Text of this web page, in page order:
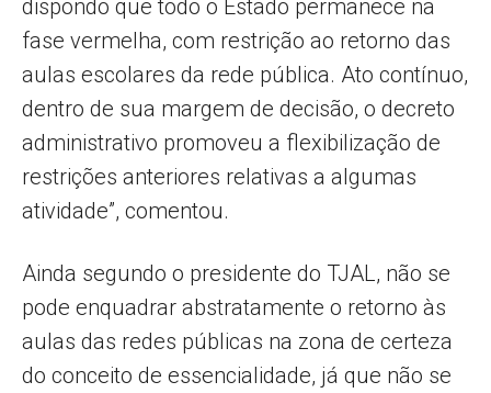
dispondo que todo o Estado permanece na
fase vermelha, com restrição ao retorno das
aulas escolares da rede pública. Ato contínuo,
dentro de sua margem de decisão, o decreto
administrativo promoveu a flexibilização de
restrições anteriores relativas a algumas
atividade”, comentou.
Ainda segundo o presidente do TJAL, não se
pode enquadrar abstratamente o retorno às
aulas das redes públicas na zona de certeza
do conceito de essencialidade, já que não se